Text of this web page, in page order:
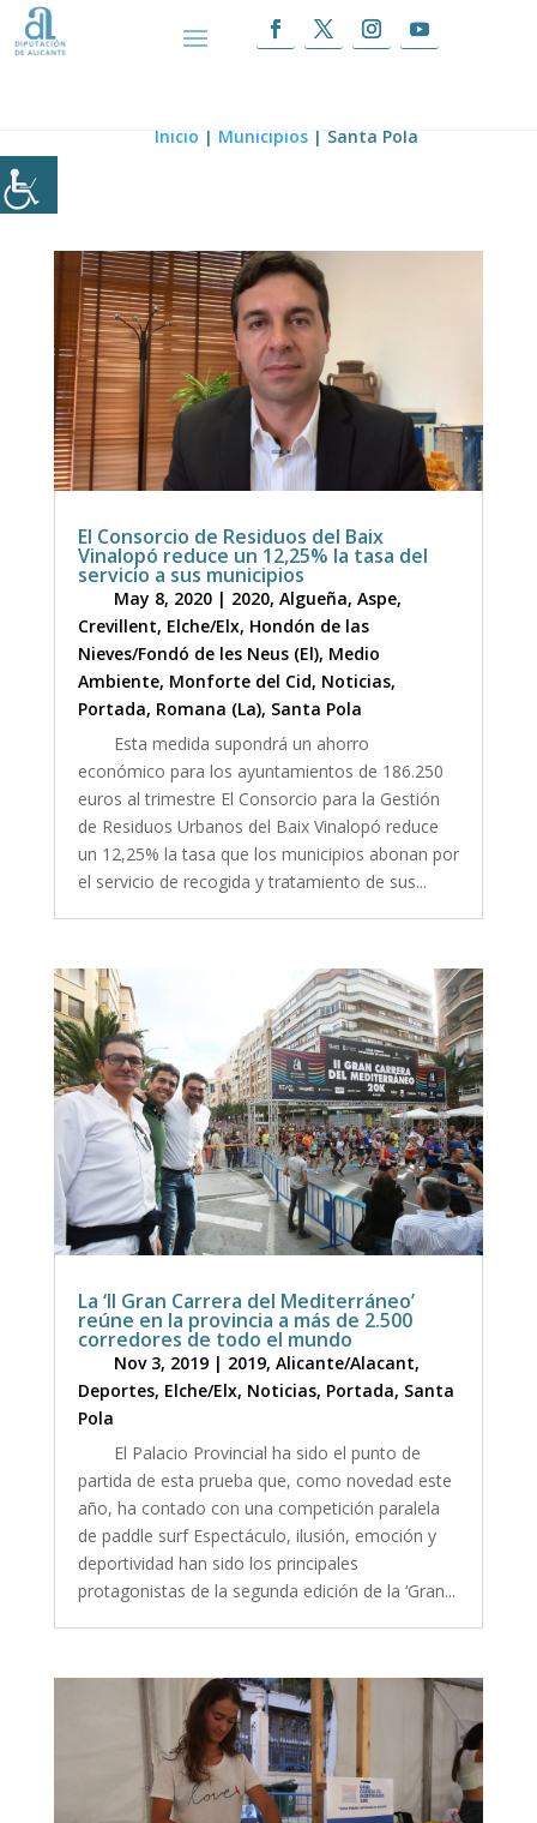
Inicio | Municipios| Santa Pola
El Consorcio de Residuos del Baix
Vinalopó reduce un 12,25% la tasa del
servicio a sus municipios
May 8, 2020| 2020, Algueña, Aspe,
Crevillent, Elche/Elx, Hondón de las
Nieves/Fondó de les Neus (El), Medio
Ambiente, Monforte del Cid, Noticias,
Portada, Romana (La), Santa Pola
Esta medida supondrá un ahorro
económico para los ayuntamientos de 186.250
euros al trimestre El Consorcio para la Gestión
de Residuos Urbanos del Baix Vinalopó reduce
un 12,25% la tasa que los municipios abonan por
el servicio de recogida y tratamiento de sus...
La ‘II Gran Carrera del Mediterráneo’
reúne en la provincia a más de 2.500
corredores de todo el mundo
Nov 3, 2019| 2019, Alicante/Alacant,
Deportes, Elche/Elx, Noticias, Portada, Santa
Pola
El Palacio Provincial ha sido el punto de
partida de esta prueba que, como novedad este
año, ha contado con una competición paralela
de paddle surf Espectáculo, ilusión, emoción y
deportividad han sido los principales
protagonistas de la segunda edición de la ‘Gran...